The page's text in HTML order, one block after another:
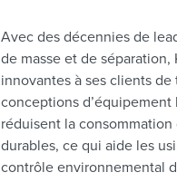
Avec des décennies de
de masse et de
innovantes à ses clients
conceptions
réduisent la
durables, ce qui aide les
contrôle environnemental